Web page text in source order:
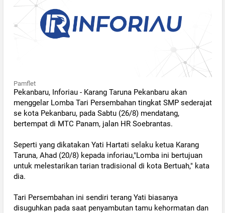
Pamflet
Pekanbaru, Inforiau - Karang Taruna Pekanbaru akan
menggelar Lomba Tari Persembahan tingkat SMP sederajat
se kota Pekanbaru, pada Sabtu (26/8) mendatang,
bertempat di MTC Panam, jalan HR Soebrantas.
Seperti yang dikatakan Yati Hartati selaku ketua Karang
Taruna, Ahad (20/8) kepada inforiau,"Lomba ini bertujuan
untuk melestarikan tarian tradisional di kota Bertuah," kata
dia.
Tari Persembahan ini sendiri terang Yati biasanya
disuguhkan pada saat penyambutan tamu kehormatan dan